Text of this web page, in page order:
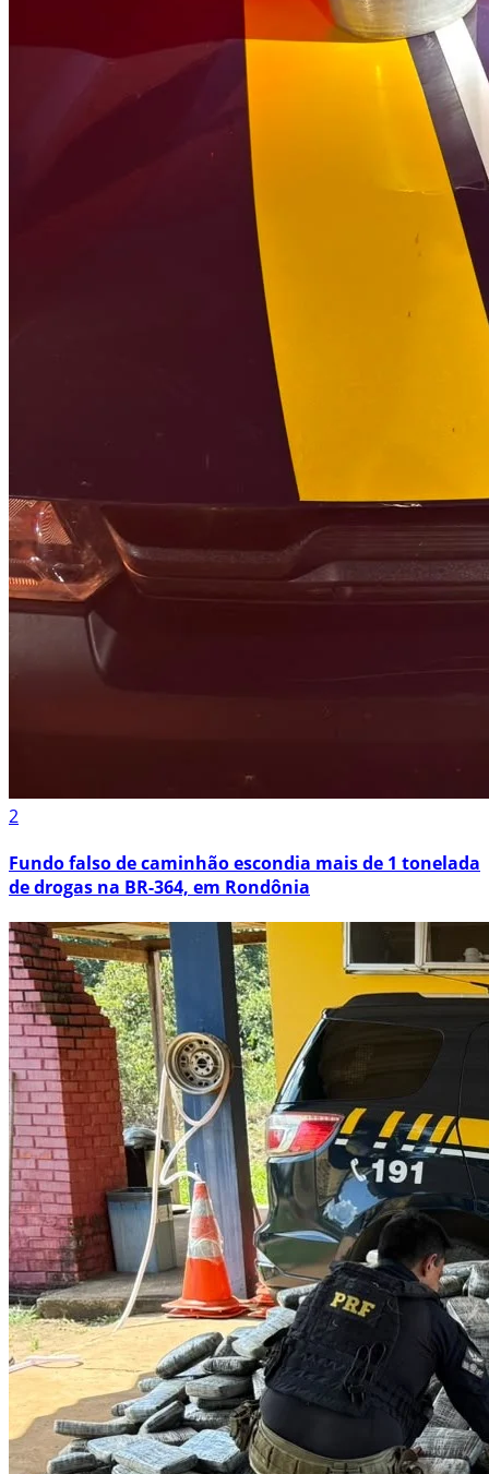
2
Fundo falso de caminhão escondia mais de 1 tonelada
de drogas na BR-364, em Rondônia